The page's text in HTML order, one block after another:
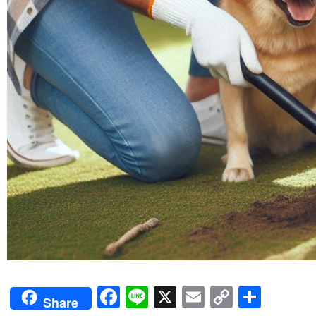
Share Facebook
Line
X Email
Copy